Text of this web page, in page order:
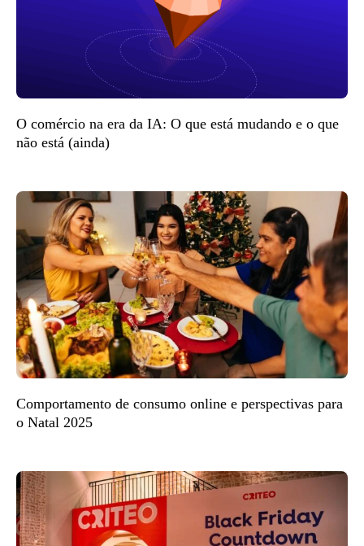
O comércio na era da IA: O que está mudando e o que
não está (ainda)
Comportamento de consumo online e perspectivas para
o Natal 2025